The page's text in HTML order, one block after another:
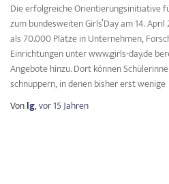
Die erfolgreiche Orientierungsinitiative
zum bundesweiten Girls’Day am 14.
als 70.000 Plätze in Unternehmen,
Einrichtungen unter www.girls-day.de
Angebote hinzu. Dort können
schnuppern, in denen bisher erst wenige
Vonlg,vor15 Jahren